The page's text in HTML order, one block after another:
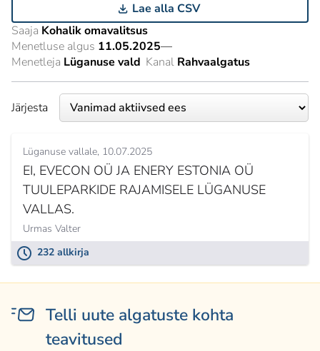
Lae alla CSV
Saaja Kohalik omavalitsus
Menetluse algus 11.05.2025—
Menetleja Lüganuse vald Kanal Rahvaalgatus
Järjesta
Lüganuse vallale 10.07.2025
EI, EVECON OÜ JA ENERY ESTONIA OÜ
TUULEPARKIDE RAJAMISELE LÜGANUSE
VALLAS.
Urmas Valter
232 allkirja
Telli uute algatuste kohta
teavitused